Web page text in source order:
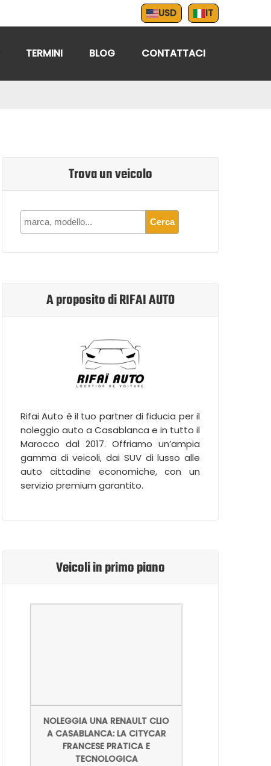
USD IT
TERMINI BLOG CONTATTACI
Trova un veicolo
Cerca
A proposito di RIFAI AUTO
Rifai Auto è il tuo partner di fiducia per il
noleggio auto a Casablanca e in tutto il
Marocco dal 2017. Offriamo un’ampia
gamma di veicoli, dai SUV di lusso alle
auto cittadine economiche, con un
servizio premium garantito.
Veicoli in primo piano
NOLEGGIA UNA RENAULT CLIO
A CASABLANCA: LA CITYCAR
FRANCESE PRATICA E
TECNOLOGICA